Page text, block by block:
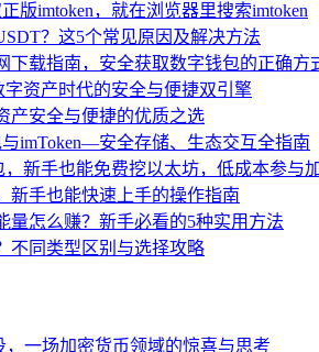
版imtoken，就在浏览器里搜索imtoken
？这5个常见原因及解决方法
下载指南，安全获取数字钱包的正确方
字资产时代的安全与便捷双引擎
产安全与便捷的优质之选
imToken—安全存储、生态交互全指南
，新手也能免费挖以太坊，低成本参与
新手也能快速上手的操作指南
量怎么赚？新手必看的5种实用方法
不同类型区别与选择攻略
，一场加密货币领域的惊喜与思考